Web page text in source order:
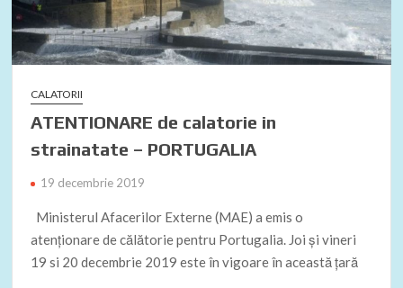
CALATORII
ATENTIONARE de calatorie in
strainatate – PORTUGALIA
19 decembrie 2019
Ministerul Afacerilor Externe (MAE) a emis o
atenţionare de călătorie pentru Portugalia. Joi şi vineri
19 si 20 decembrie 2019 este în vigoare în această țară